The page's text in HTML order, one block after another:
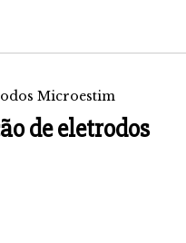
Microestim
de eletrodos